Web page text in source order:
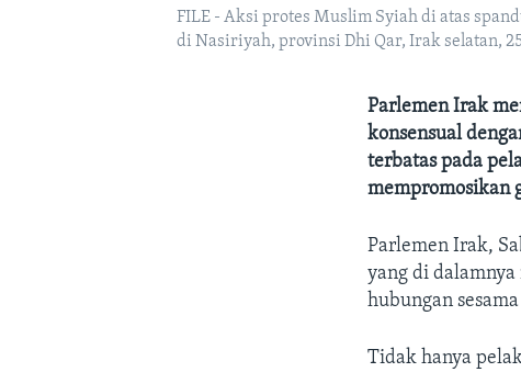
FILE - Aksi protes Muslim Syiah di atas
di Nasiriyah, provinsi Dhi Qar, Irak selatan,
Parlemen Irak
konsensual
terbatas pada
mempromosikan
Parlemen Irak,
yang di
hubungan
Tidak hanya